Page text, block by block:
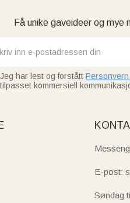
Få unike gaveideer og mye
Jeg har lest og forstått
tilpasset kommersiell
E-post:
Søndag